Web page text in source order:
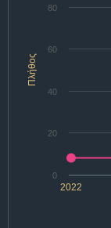
Πλήθος
2022
0
20
40
60
80